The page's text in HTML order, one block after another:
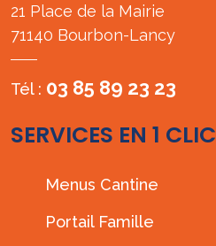
21 Place de la Mairie
71140 Bourbon-Lancy
Tél : 03 85 89 23 23
SERVICES EN 1 CLIC
Menus Cantine
Portail Famille